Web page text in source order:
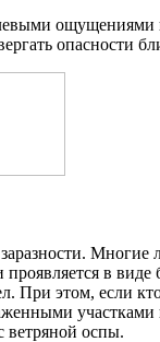
опасности
Многие
проявляется в
При этом, если
ветряной оспы.